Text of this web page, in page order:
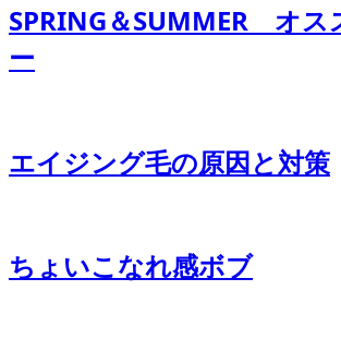
SPRING＆SUMMER オス
ー
エイジング毛の原因と対策
ちょいこなれ感ボブ